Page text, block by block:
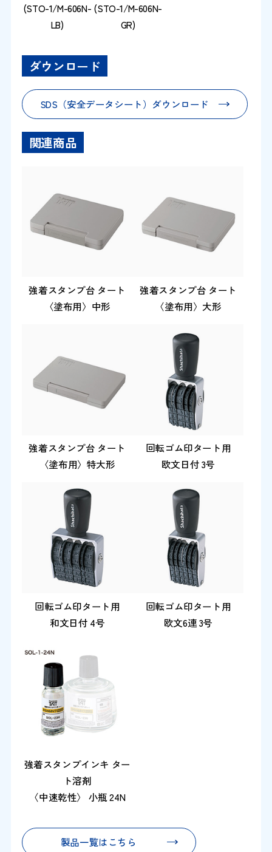
(STO-1/M-606N-
LB)
(STO-1/M-606N-
GR)
ダウンロード
SDS（安全データシート）ダウンロード
関連商品
強着スタンプ台 タート
〈塗布用〉中形
強着スタンプ台 タート
〈塗布用〉大形
強着スタンプ台 タート
〈塗布用〉特大形
回転ゴム印タート用
欧文日付 3号
回転ゴム印タート用
和文日付 4号
回転ゴム印タート用
欧文6連 3号
強着スタンプインキ ター
ト溶剤
〈中速乾性〉 小瓶 24N
製品一覧はこちら